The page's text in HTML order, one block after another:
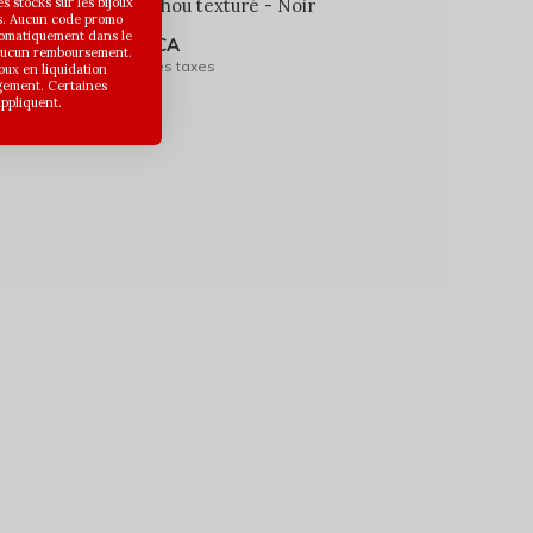
Chouchou texturé - Noir
6,00$CA
Avant les taxes
Aucun code promo
dans le
remboursement.
en liquidation
Certaines